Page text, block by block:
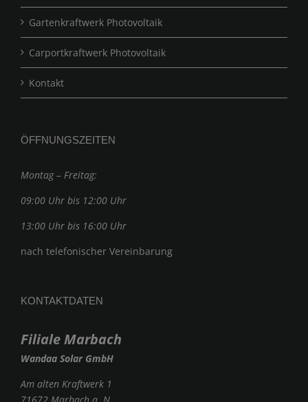
Gartenkraftwerk Photovoltaik
Carportkraftwerk Photovoltaik
Kontakt
ÖFFNUNGSZEITEN
Montag – Freitag:
09:00 Uhr bis 12:00 Uhr
13:00 Uhr bis 16:00 Uhr
nach telefonischer Vereinbarung
KONTAKTDATEN
Filiale Marbach
Wandaa Solar GmbH
Am alten Kraftwerk 1